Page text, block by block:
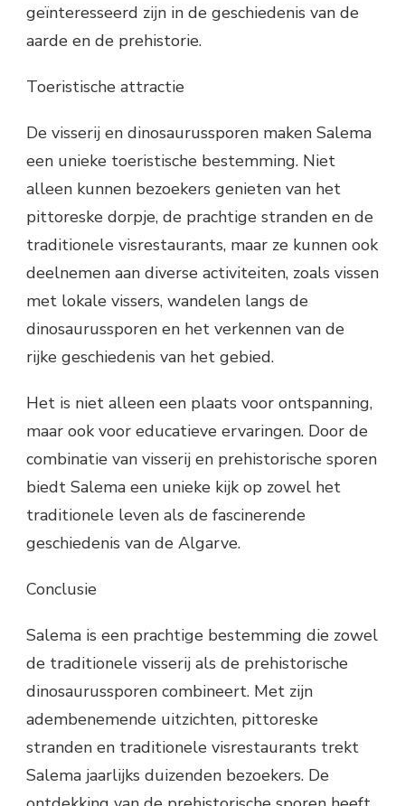
geïnteresseerd zijn in de geschiedenis van de
aarde en de prehistorie.
Toeristische attractie
De visserij en dinosaurussporen maken Salema
een unieke toeristische bestemming. Niet
alleen kunnen bezoekers genieten van het
pittoreske dorpje, de prachtige stranden en de
traditionele visrestaurants, maar ze kunnen ook
deelnemen aan diverse activiteiten, zoals vissen
met lokale vissers, wandelen langs de
dinosaurussporen en het verkennen van de
rijke geschiedenis van het gebied.
Het is niet alleen een plaats voor ontspanning,
maar ook voor educatieve ervaringen. Door de
combinatie van visserij en prehistorische sporen
biedt Salema een unieke kijk op zowel het
traditionele leven als de fascinerende
geschiedenis van de Algarve.
Conclusie
Salema is een prachtige bestemming die zowel
de traditionele visserij als de prehistorische
dinosaurussporen combineert. Met zijn
adembenemende uitzichten, pittoreske
stranden en traditionele visrestaurants trekt
Salema jaarlijks duizenden bezoekers. De